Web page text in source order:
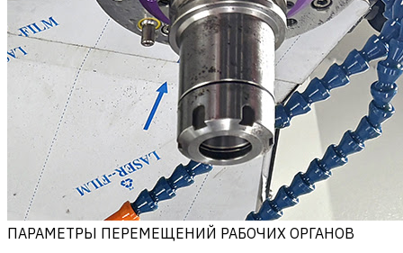
ПАРАМЕТРЫ ПЕРЕМЕЩЕНИЙ РАБОЧИХ ОРГАНОВ